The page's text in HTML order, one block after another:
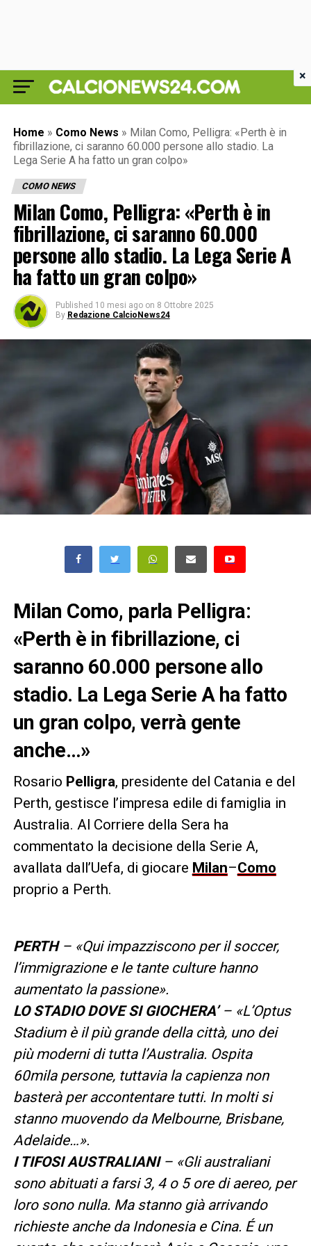
Home » Como News » Milan Como, Pelligra: «Perth è in
fibrillazione, ci saranno 60.000 persone allo stadio. La
Lega Serie A ha fatto un gran colpo»
COMO NEWS
Milan Como, Pelligra: «Perth è in
fibrillazione, ci saranno 60.000
persone allo stadio. La Lega Serie A
ha fatto un gran colpo»
Published 10 mesi ago on 8 Ottobre 2025
By Redazione CalcioNews24
Milan Como, parla Pelligra:
«Perth è in fibrillazione, ci
saranno 60.000 persone allo
stadio. La Lega Serie A ha fatto
un gran colpo, verrà gente
anche…»
Rosario Pelligra, presidente del Catania e del
Perth, gestisce l’impresa edile di famiglia in
Australia. Al Corriere della Sera ha
commentato la decisione della Serie A,
avallata dall’Uefa, di giocare Milan–Como
proprio a Perth.
PERTH – «Qui impazziscono per il soccer,
l’immigrazione e le tante culture hanno
aumentato la passione».
LO STADIO DOVE SI GIOCHERA’– «L’Optus
Stadium è il più grande della città, uno dei
più moderni di tutta l’Australia. Ospita
60mila persone, tuttavia la capienza non
basterà per accontentare tutti. In molti si
stanno muovendo da Melbourne, Brisbane,
Adelaide…».
I TIFOSI AUSTRALIANI– «Gli australiani
sono abituati a farsi 3, 4 o 5 ore di aereo, per
loro sono nulla. Ma stanno già arrivando
richieste anche da Indonesia e Cina. É un
×